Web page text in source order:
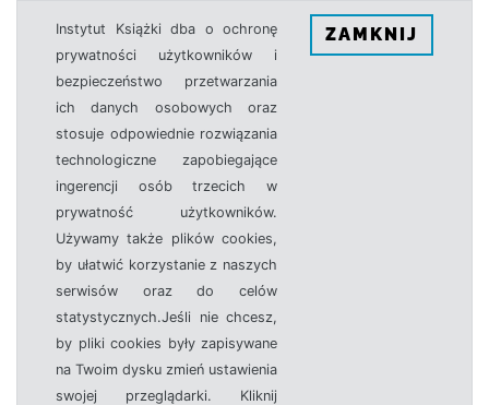
Instytut Książki dba o ochronę
prywatności użytkowników i
bezpieczeństwo przetwarzania
ich danych osobowych oraz
stosuje odpowiednie rozwiązania
technologiczne zapobiegające
ingerencji osób trzecich w
prywatność użytkowników.
Używamy także plików cookies,
by ułatwić korzystanie z naszych
serwisów oraz do celów
statystycznych.Jeśli nie chcesz,
by pliki cookies były zapisywane
na Twoim dysku zmień ustawienia
swojej przeglądarki. Kliknij
ZAMKNIJ